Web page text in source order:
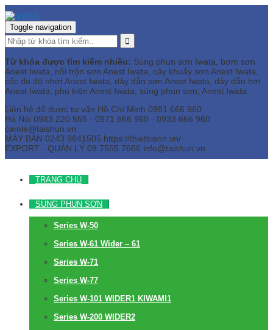
Toggle navigation
Từ khóa được tìm kiếm nhiều: Súng phun sơn Iwata, bơm sơn
Anest Iwata, nồi trộn sơn Anest Iwata, cây khuấy sơn Anest Iwata,
cốc đo độ nhớt Anest Iwata, dây dẫn sơn Anest Iwata, dây dẫn hơi
Anest Iwata, phụ kiện Anest Iwata, súng phun sơn, Anest Iwata
Liên hệ để được tư vấn Hồ Chí Minh 0981 666 960
Hà Nội 0983 220 555 - 0971 666 960 - 0933 666 960
camle@taishun.vn
MÁY BÀN 0243 9841505 https://thietbison.vn/
EXPORT - QUẢN LÝ 09 7555 7666 info@taishun.vn
TRANG CHỦ
SÚNG PHUN SƠN
Series W-50
Series W-61 Wider – 61
Series W-71
Series W-77
Series W-101 WIDER1 KIWAMI1
Series W-200 WIDER2